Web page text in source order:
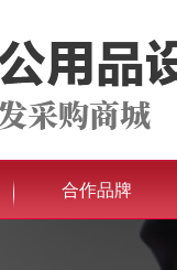
合作品牌